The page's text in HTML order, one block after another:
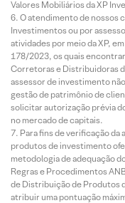
Valores Mobiliários da XP
O atendimento de nossos
Investimentos ou por
atividades por meio da XP,
178/2023, os quais
Corretoras e Distribuidoras
assessor de investimento
gestão de patrimônio de
solicitar autorização prévia
no mercado de capitais.
Para fins de verificação
produtos de investimento
metodologia de adequação
Regras e Procedimentos
de Distribuição de Produtos
atribuir uma pontuação